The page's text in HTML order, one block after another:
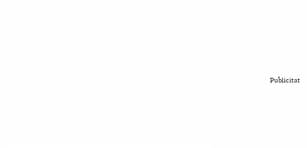
Publicitat